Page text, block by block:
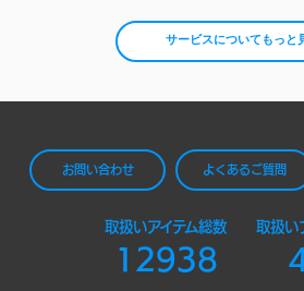
サービスについてもっと
お問い合わせ よくあるご質問
取扱いアイテム総数
12938
取扱い